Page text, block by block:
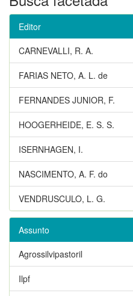
Editor
CARNEVALLI, R. A.
FARIAS NETO, A. L. de
FERNANDES JUNIOR, F.
HOOGERHEIDE, E. S. S.
ISERNHAGEN, I.
NASCIMENTO, A. F. do
VENDRUSCULO, L. G.
Assunto
Agrossilvipastoril
Ilpf